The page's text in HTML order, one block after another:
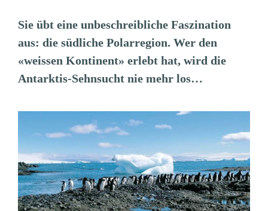
Sie übt eine unbeschreibliche Faszination
aus: die südliche Polarregion. Wer den
«weissen Kontinent» erlebt hat, wird die
Antarktis-Sehnsucht nie mehr los…